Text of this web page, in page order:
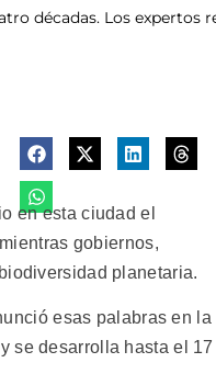
décadas. Los expertos
en esta ciudad el
gobiernos,
planetaria.
esas palabras en la
se desarrolla hasta el 17